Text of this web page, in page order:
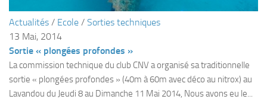
Responsables
Fosse
Sorties techniques
APNEE
Actualités / Ecole / Sorties techniques
13 Mai, 2014
Sortie « plongées profondes »
La commission technique du club CNV a organisé sa traditionnelle
sortie « plongées profondes » (40m à 60m avec déco au nitrox) au
Lavandou du Jeudi 8 au Dimanche 11 Mai 2014, Nous avons eu le...